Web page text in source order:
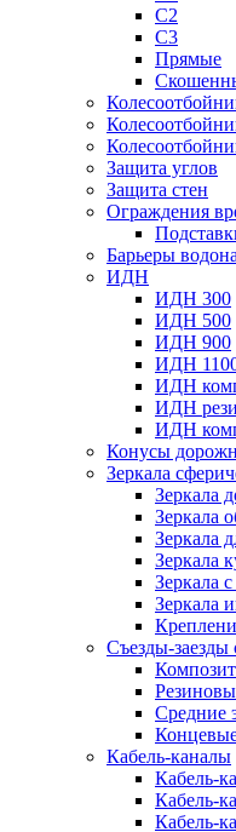
С2
С3
Прямые
Защита углов
Защита стен
Ограждения
Барьеры
ИДН
ИДН 300
ИДН 500
ИДН 900
ИДН
ИДН
ИДН
ИДН
Конусы
Зеркала
Зеркала
Зеркала
Зеркала
Зеркала
Зеркала
Зеркала
Съезды-заезды
Средние
Кабель-каналы
Кабель-
Кабель-
Кабель-